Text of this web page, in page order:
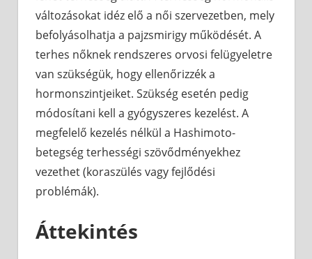
változásokat idéz elő a női szervezetben, mely
befolyásolhatja a pajzsmirigy működését. A
terhes nőknek rendszeres orvosi felügyeletre
van szükségük, hogy ellenőrizzék a
hormonszintjeiket. Szükség esetén pedig
módosítani kell a gyógyszeres kezelést. A
megfelelő kezelés nélkül a Hashimoto-
betegség terhességi szövődményekhez
vezethet (koraszülés vagy fejlődési
problémák).
Áttekintés